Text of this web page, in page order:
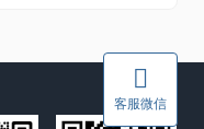
客服微信